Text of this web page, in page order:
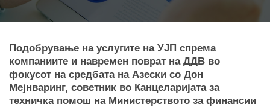
Подобрување на услугите на УЈП спрема
компаниите и навремен поврат на ДДВ во
фокусот на средбата на Азески со Дон
Мејнваринг, советник во Канцеларијата за
техничка помош на Министерството за финансии